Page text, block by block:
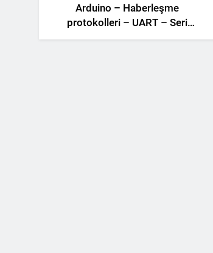
Arduino – Haberleşme
protokolleri – UART – Seri
haberleşme – i2C – SPi –